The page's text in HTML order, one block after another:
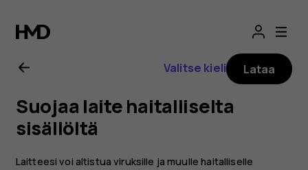
Nokia
2.1
käyttöopas
Valitse kieli Lataa
Suojaa laite haitalliselta
sisällöltä
Laitteesi voi altistua viruksille ja muulle haitalliselle